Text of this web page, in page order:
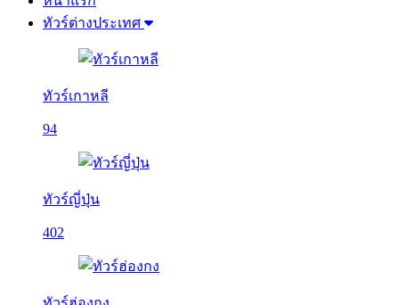
ทัวร์ต่างประเทศ
ทัวร์เกาหลี
94
ทัวร์ญี่ปุ่น
402